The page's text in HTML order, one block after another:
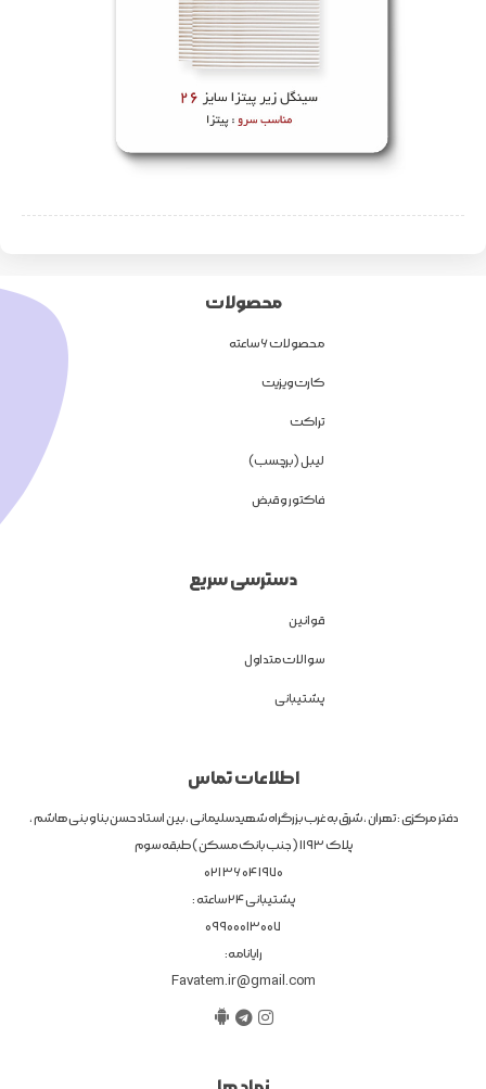
محصولات
محصولات 6 ساعته
کارت ویزیت
تراکت
لیبل (برچسب)
فاکتور و قبض
دسترسی سریع
قوانین
سوالات متداول
پشتیبانی
اطلاعات تماس
دفتر مرکزی : تهران ، شرق به غرب بزرگراه شهیدسلیمانی ، بین استاد حسن بنا و بنی هاشم ،
پلاک 1193 ( جنب بانک مسکن ) طبقه سوم
1970 04 36 021
پشتیبانی 24 ساعته :
09900013007
رایانامه:
Favatem.ir@gmail.com